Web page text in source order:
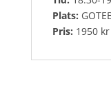
Plats:
Pris: 1950 kr